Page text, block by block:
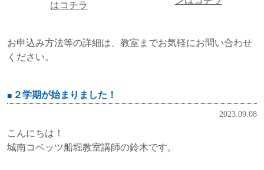
はコチラ
お申込み方法等の詳細は、教室までお気軽にお問い合わせ
ください。
２学期が始まりました！
2023.09.08
こんにちは！
城南コベッツ船堀教室講師の鈴木です。